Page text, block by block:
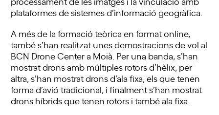
plataformes de sistemes d’informació geogràfica.
A més de la formació teòrica en format online,
també s’han realitzat unes demostracions de vol al
BCN Drone Center a Moià. Per una banda, s’han
mostrat drons amb múltiples rotors d’hèlix, per
altra, s’han mostrat drons d’ala fixa, els que tenen
forma d’avió tradicional, i finalment s’han mostrat
drons híbrids que tenen rotors i també ala fixa.